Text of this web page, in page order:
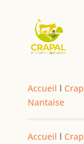
Accueil l
Nantaise
Accueil l